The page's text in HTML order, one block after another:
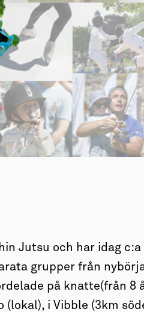
Jutsu och har idag c:a
grupper från
på knatte(från 8
i Vibble (3km